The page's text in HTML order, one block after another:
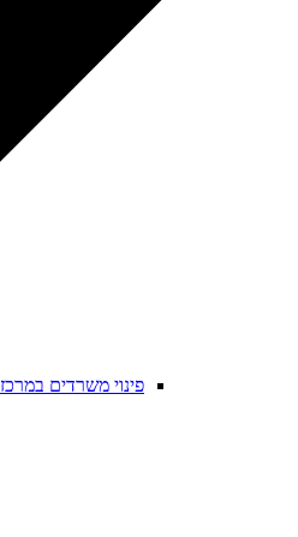
פינוי משרדים במרכז